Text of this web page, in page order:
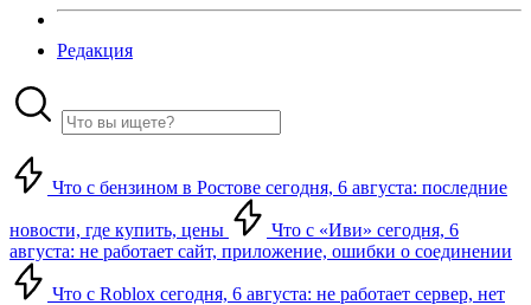
Редакция
Что с бензином в Ростове сегодня, 6 августа: последние
новости, где купить, цены
Что с «Иви» сегодня, 6
августа: не работает сайт, приложение, ошибки о соединении
Что с Roblox сегодня, 6 августа: не работает сервер, нет